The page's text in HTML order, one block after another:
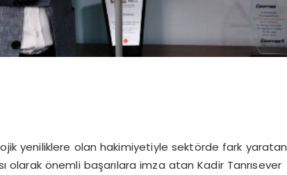
yeniliklere olan hakimiyetiyle sektörde fark yaratan
olarak önemli başarılara imza atan Kadir Tanrısever